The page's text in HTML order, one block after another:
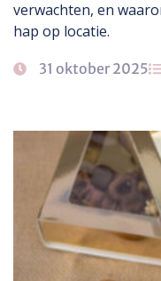
verwachten, en
hap op locatie.
31 oktober 2025